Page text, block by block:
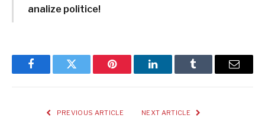
analize politice!
FacebookTwitter Pinterest LinkedInTumblr Email
PREVIOUS ARTICLE NEXT ARTICLE